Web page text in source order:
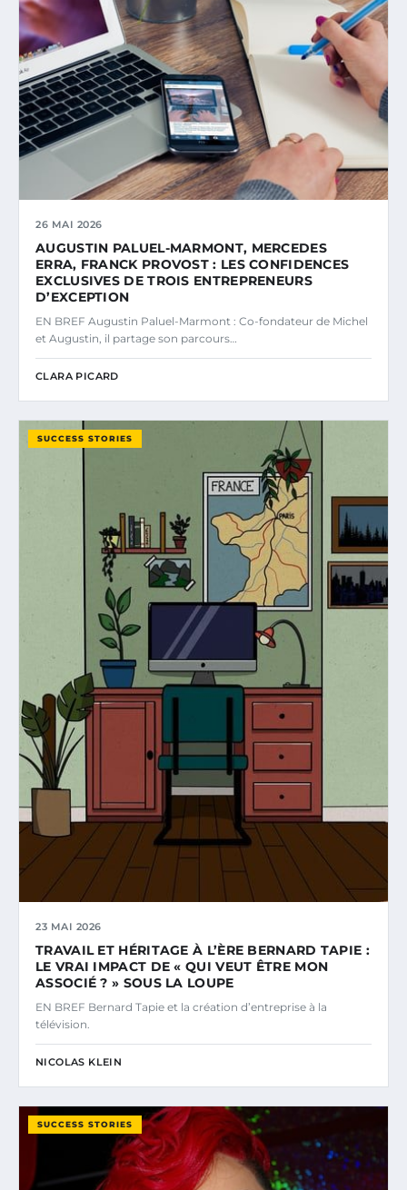
26 MAI 2026
AUGUSTIN PALUEL-MARMONT, MERCEDES
ERRA, FRANCK PROVOST : LES CONFIDENCES
EXCLUSIVES DE TROIS ENTREPRENEURS
D’EXCEPTION
EN BREF Augustin Paluel-Marmont : Co-fondateur de Michel
et Augustin, il partage son parcours…
CLARA PICARD
SUCCESS STORIES
23 MAI 2026
TRAVAIL ET HÉRITAGE À L’ÈRE BERNARD TAPIE :
LE VRAI IMPACT DE « QUI VEUT ÊTRE MON
ASSOCIÉ ? » SOUS LA LOUPE
EN BREF Bernard Tapie et la création d’entreprise à la
télévision.
NICOLAS KLEIN
SUCCESS STORIES